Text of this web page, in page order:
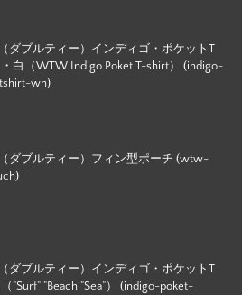
ダブルティー）インディゴ・ポケットT
白（WTW Indigo Poket T-shirt） (indigo-
wh)
ダブルティー）フィン型ポーチ (wtw-
ダブルティー）インディゴ・ポケットT
"Surf" "Beach "Sea"） (indigo-poket-